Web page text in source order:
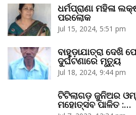
ଧର୍ମପ୍ରାଣା ମହିଳା
ପରଲୋକ
Jul 15, 2024, 5:51 pm
ବାହୁଡ଼ାଯାତ୍ରା ଦେଖି
ଦୁର୍ଘଟଣାରେ ମୃତ୍ୟୁ
Jul 18, 2024, 9:44 pm
ଟିଟିଲାଗଡ଼ ଜୁନିଅର
ମହୋତ୍ସବ ପାଳିତ :…